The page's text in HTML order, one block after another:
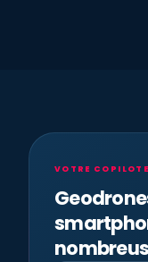
VOTRE